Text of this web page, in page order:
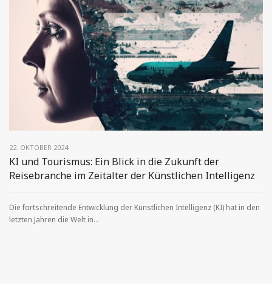
22. OKTOBER 2024
KI und Tourismus: Ein Blick in die Zukunft der
Reisebranche im Zeitalter der Künstlichen Intelligenz
Die fortschreitende Entwicklung der Künstlichen Intelligenz (KI) hat in den
letzten Jahren die Welt in...